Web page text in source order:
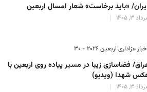
«باید برخاست» شعار امسال اربعین
3, 1405
عزاداری اربعین ۲۰۲۶ - 30
فضاسازی زیبا در مسیر پیاده روی اربعین با
شهدا (ویدیو)
3, 1405